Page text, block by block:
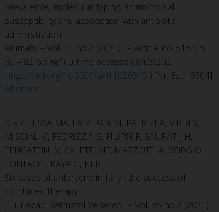
prevalence, molecular typing, antimicrobial
susceptibility and association with antibiotic
administration
Animals. – Vol. 11 no 2 (2021) . – Article no. 515 (15
p). – 82 bib ref ( ultimo accesso 08/03/2021
https://doi.org/10.3390/ani11020515 ) [Nr. Estr. 8604]
Abstract
3. – CHESSA MA, LA_PLACA M, PATRIZI A, VIRDI V,
MISCIALI C, FEDRIZZI° G, FILIPPI F, SAURAT J-H,
TENGATTINI V, CALETTI MT, MAZZOTTI A, SORG O,
FONTAO F, KAYA G, NERI I
Six cases of chloracne in Italy : the success of
combined therapy
J Eur Acad Dermatol Venereol. – Vol. 35 no 2 (2021) .